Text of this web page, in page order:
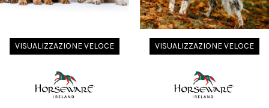
VISUALIZZAZIONE VELOCE VISUALIZZAZIONE VELOCE